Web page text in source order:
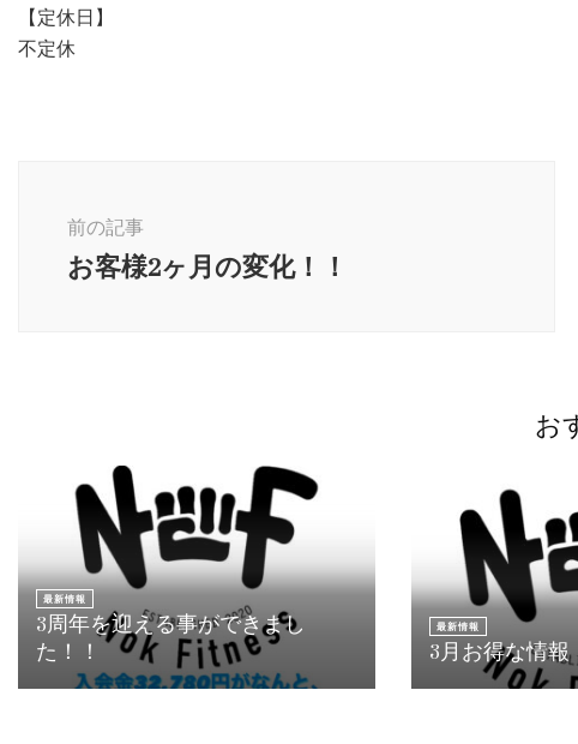
【定休日】
不定休
前の記事
お客様2ヶ月の変化！！
お
最新情報
3周年を迎える事ができまし
た！！
最新情報
3月お得な情